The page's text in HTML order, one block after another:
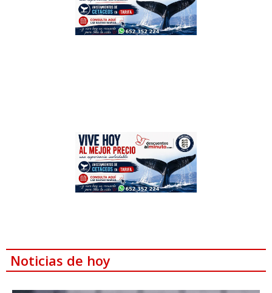
Noticias de hoy